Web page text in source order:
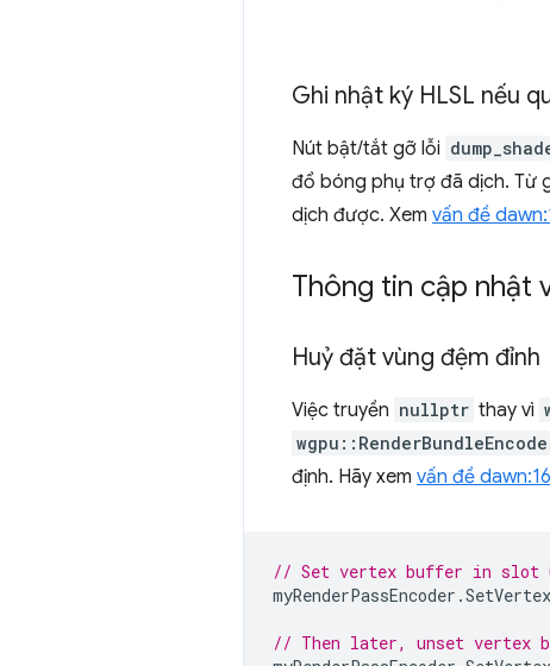
Ghi nhật ký HLSL nếu
Nút bật/tắt gỡ lỗi
đổ bóng phụ trợ đã dịch. Từ
dịch được. Xem vấn đề
Thông tin cập nhật
Huỷ đặt vùng đệm đỉnh
Việc truyền nullptr thay vì
định. Hãy xem vấn đề
// Set vertex buffer in slot
myRenderPassEncoder .
// Then later, unset vertex